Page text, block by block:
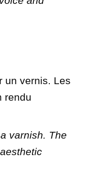
un vernis. Les
rendu
varnish. The